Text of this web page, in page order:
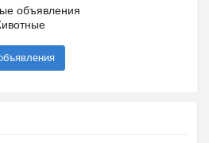
объявления